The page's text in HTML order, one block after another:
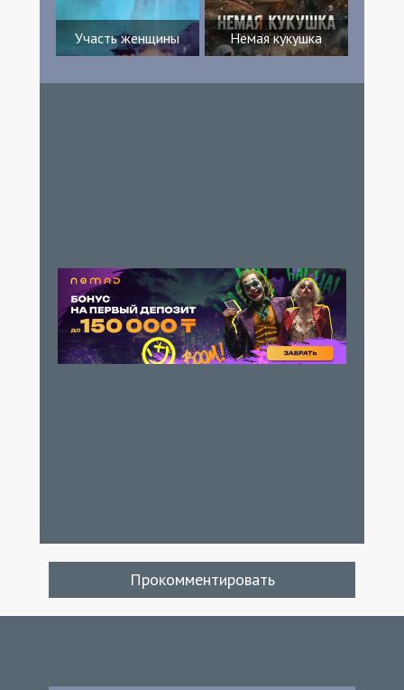
Участь женщины Немая кукушка
Прокомментировать